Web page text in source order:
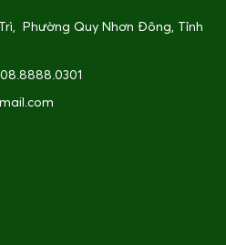
Phường Quy Nhơn Đông, Tỉnh